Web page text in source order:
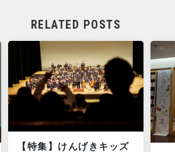
RELATED POSTS
【特集】けんげきキッズ